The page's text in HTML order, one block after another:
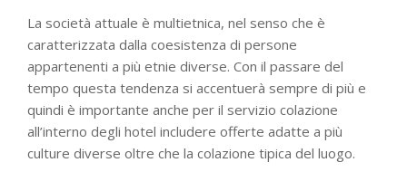
La società attuale è multietnica, nel senso che è
caratterizzata dalla coesistenza di persone
appartenenti a più etnie diverse. Con il passare del
tempo questa tendenza si accentuerà sempre di più e
quindi è importante anche per il servizio colazione
all’interno degli hotel includere offerte adatte a più
culture diverse oltre che la colazione tipica del luogo.